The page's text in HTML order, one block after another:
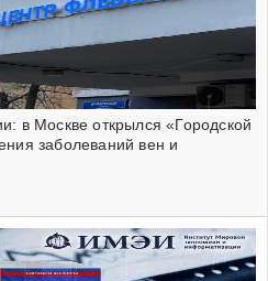
в Москве открылся «Городской
заболеваний вен и